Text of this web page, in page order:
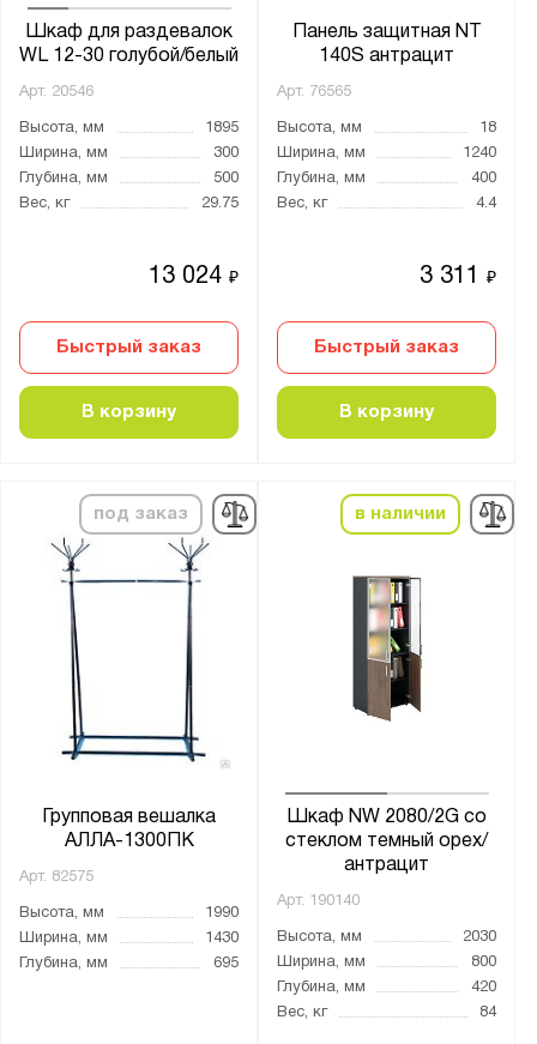
Шкаф для раздевалок
WL 12-30 голубой/белый
Арт. 20546
Высота, мм
1895
Ширина, мм
300
Глубина, мм
500
Вес, кг
29.75
13 024₽
Быстрый заказ
В корзину
Панель защитная NT
140S антрацит
Арт. 76565
Высота, мм
18
Ширина, мм
1240
Глубина, мм
400
Вес, кг
4.4
3 311₽
Быстрый заказ
В корзину
под заказ
Групповая вешалка
АЛЛА-1300ПК
Арт. 82575
Высота, мм
1990
Ширина, мм
1430
Глубина, мм
695
в наличии
Шкаф NW 2080/2G со
стеклом темный орех/
антрацит
Арт. 190140
Высота, мм
2030
Ширина, мм
800
Глубина, мм
420
Вес, кг
84